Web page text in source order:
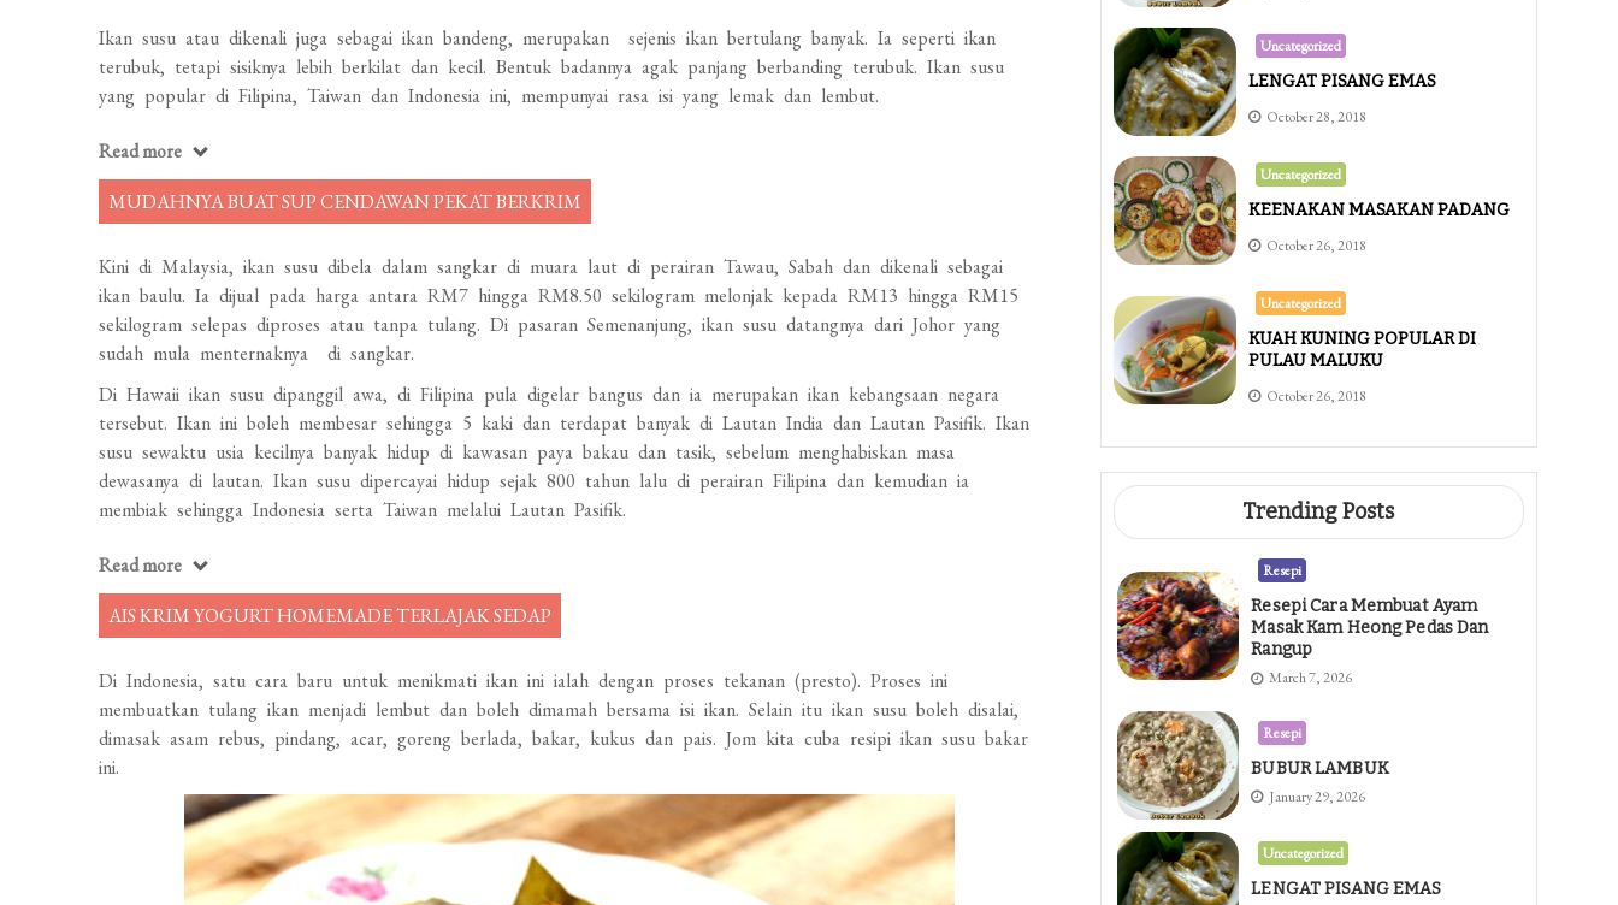
Ikan susu atau dikenali juga sebagai ikan bandeng, merupakan sejenis ikan bertulang banyak. Ia seperti ikan
terubuk, tetapi sisiknya lebih berkilat dan kecil. Bentuk badannya agak panjang berbanding terubuk. Ikan susu
yang popular di Filipina, Taiwan dan Indonesia ini, mempunyai rasa isi yang lemak dan lembut.
Read more
MUDAHNYA BUAT SUP CENDAWAN PEKAT BERKRIM
Kini di Malaysia, ikan susu dibela dalam sangkar di muara laut di perairan Tawau, Sabah dan dikenali sebagai
ikan baulu. Ia dijual pada harga antara RM7 hingga RM8.50 sekilogram melonjak kepada RM13 hingga RM15
sekilogram selepas diproses atau tanpa tulang. Di pasaran Semenanjung, ikan susu datangnya dari Johor yang
sudah mula menternaknya di sangkar.
Di Hawaii ikan susu dipanggil awa, di Filipina pula digelar bangus dan ia merupakan ikan kebangsaan negara
tersebut. Ikan ini boleh membesar sehingga 5 kaki dan terdapat banyak di Lautan India dan Lautan Pasifik. Ikan
susu sewaktu usia kecilnya banyak hidup di kawasan paya bakau dan tasik, sebelum menghabiskan masa
dewasanya di lautan. Ikan susu dipercayai hidup sejak 800 tahun lalu di perairan Filipina dan kemudian ia
membiak sehingga Indonesia serta Taiwan melalui Lautan Pasifik.
Read more
AIS KRIM YOGURT HOMEMADE TERLAJAK SEDAP
Di Indonesia, satu cara baru untuk menikmati ikan ini ialah dengan proses tekanan (presto). Proses ini
membuatkan tulang ikan menjadi lembut dan boleh dimamah bersama isi ikan. Selain itu ikan susu boleh disalai,
dimasak asam rebus, pindang, acar, goreng berlada, bakar, kukus dan pais. Jom kita cuba resipi ikan susu bakar
ini.
Uncategorized
LENGAT PISANG EMAS
October 28, 2018
Uncategorized
KEENAKAN MASAKAN PADANG
October 26, 2018
Uncategorized
KUAH KUNING POPULAR DI
PULAU MALUKU
October 26, 2018
Trending Posts
Resepi
Resepi Cara Membuat Ayam
Masak Kam Heong Pedas Dan
Rangup
March 7, 2026
Resepi
BUBUR LAMBUK
January 29, 2026
Uncategorized
LENGAT PISANG EMAS